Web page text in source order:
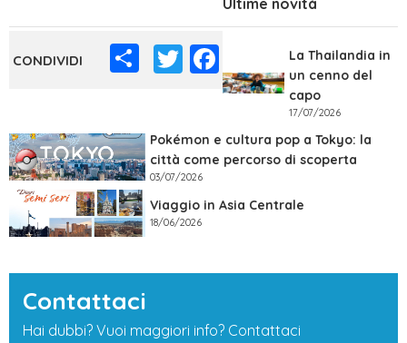
ShareTwitterFacebook
La Thailandia in
un cenno del
capo
17/07/2026
Pokémon e cultura pop a Tokyo: la
città come percorso di scoperta
03/07/2026
Viaggio in Asia Centrale
18/06/2026
Contattaci
Hai dubbi? Vuoi maggiori info? Contattaci